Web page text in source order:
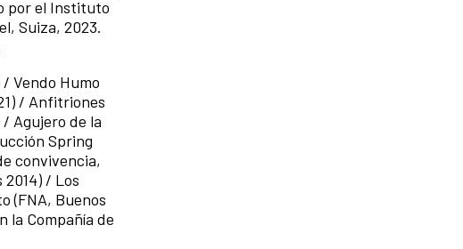
por el Instituto
Suiza, 2023.
Vendo Humo
/ Anfitriones
Agujero de la
Spring
convivencia,
/ Los
(FNA, Buenos
la Compañía de